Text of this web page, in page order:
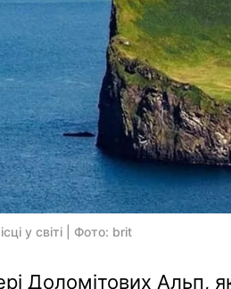
у світі | Фото: brit
Доломітових Альп,